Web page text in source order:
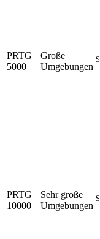
PRTG
5000
Große
Umgebungen
$
PRTG
10000
Sehr große
Umgebungen
$